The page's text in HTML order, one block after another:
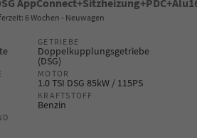
6 Wochen Neuwagen
GETRIEBE
Doppelkupplungsgetriebe
(DSG)
MOTOR
1.0 TSI DSG 85kW / 115PS
KRAFTSTOFF
Benzin